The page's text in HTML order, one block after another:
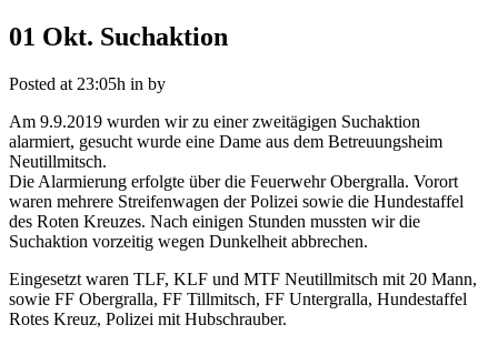
01 Okt. Suchaktion
Posted at 23:05h in by
Am 9.9.2019 wurden wir zu einer zweitägigen Suchaktion
alarmiert, gesucht wurde eine Dame aus dem Betreuungsheim
Neutillmitsch.
Die Alarmierung erfolgte über die Feuerwehr Obergralla. Vorort
waren mehrere Streifenwagen der Polizei sowie die Hundestaffel
des Roten Kreuzes. Nach einigen Stunden mussten wir die
Suchaktion vorzeitig wegen Dunkelheit abbrechen.
Eingesetzt waren TLF, KLF und MTF Neutillmitsch mit 20 Mann,
sowie FF Obergralla, FF Tillmitsch, FF Untergralla, Hundestaffel
Rotes Kreuz, Polizei mit Hubschrauber.